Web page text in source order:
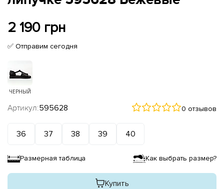
2 190 грн
✅ Отправим сегодня
ЧЕРНЫЙ
Артикул:595628 0 отзывов
36 37 38 39 40
Размерная таблица Как выбрать размер?
Купить